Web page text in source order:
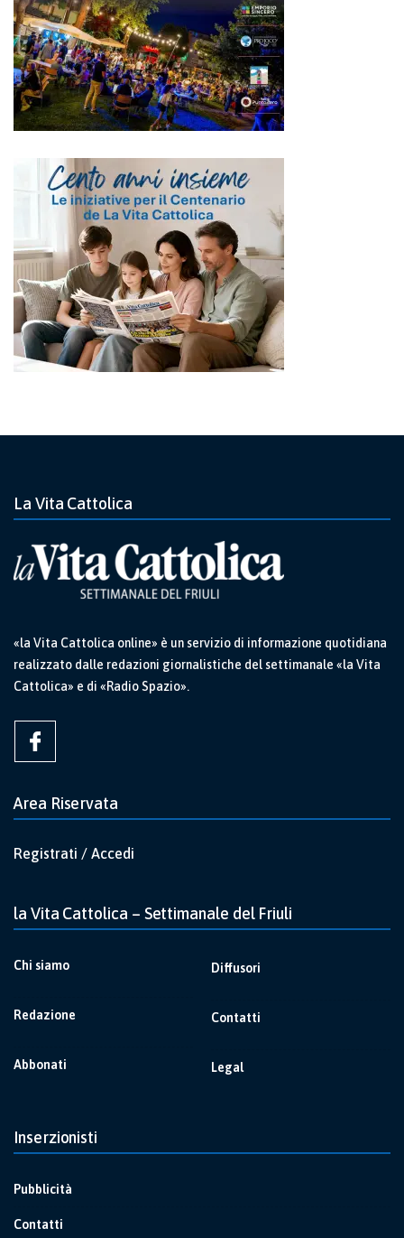
La Vita Cattolica
«la Vita Cattolica online» è un servizio di informazione quotidiana
realizzato dalle redazioni giornalistiche del settimanale «la Vita
Cattolica» e di «Radio Spazio».
Area Riservata
Registrati / Accedi
la Vita Cattolica – Settimanale del Friuli
Chi siamo
Redazione
Abbonati
Diffusori
Contatti
Legal
Inserzionisti
Pubblicità
Contatti